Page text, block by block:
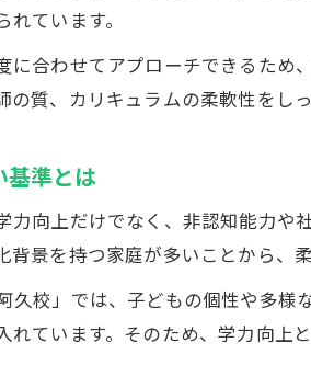
塾で実践される非認知能
教育方針を体現する個
子どもの主体性を育む
自ら学ぶ力を伸ばす塾の選び
自ら学ぶ力を育てる塾
塾の個別最適な指導が
教育方針が自律した学
ています。
合わせてアプローチできるた
質、カリキュラムの柔軟性をし
基準とは
向上だけでなく、非認知能力
景を持つ家庭が多いことから、
阿久校」では、子どもの個性や
ています。そのため、学力向
お気軽にお問い合わ
お気軽にお問い合わ